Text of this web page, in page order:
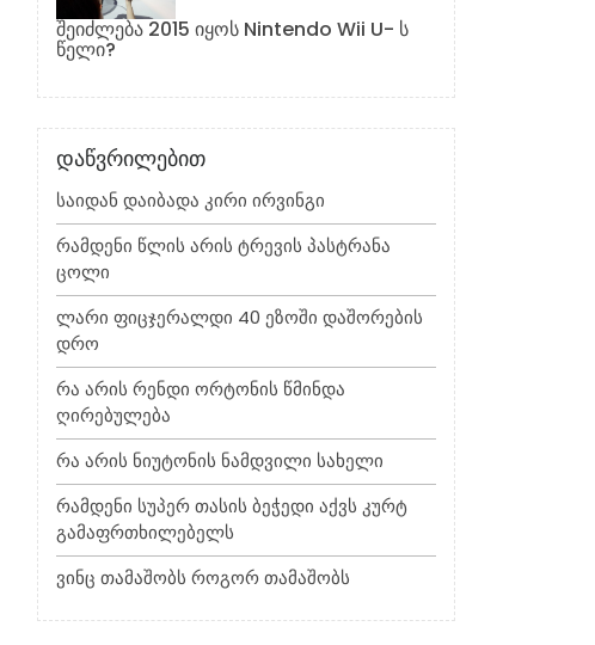
შეიძლება 2015 იყოს Nintendo Wii U- ს
წელი?
დაწვრილებით
Საიდან Დაიბადა Კირი Ირვინგი
Რამდენი Წლის Არის Ტრევის Პასტრანა
Ცოლი
Ლარი Ფიცჯერალდი 40 Ეზოში Დაშორების
Დრო
Რა Არის Რენდი Ორტონის Წმინდა
Ღირებულება
Რა Არის Ნიუტონის Ნამდვილი Სახელი
Რამდენი Სუპერ Თასის Ბეჭედი Აქვს Კურტ
Გამაფრთხილებელს
Ვინც Თამაშობს Როგორ Თამაშობს